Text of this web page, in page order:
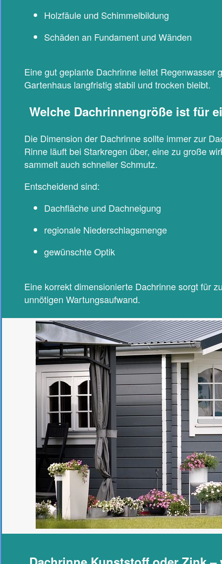
Holzfäule und Schimmelbildung
Schäden an Fundament und Wänden
Eine gut geplante Dachrinne leitet Regenwasser
Gartenhaus langfristig stabil und trocken bleibt.
Welche Dachrinnengröße ist für
Die Dimension der Dachrinne sollte immer zur
Rinne läuft bei Starkregen über, eine zu große
sammelt auch schneller Schmutz.
Entscheidend sind:
Dachfläche und Dachneigung
regionale Niederschlagsmenge
gewünschte Optik
Eine korrekt dimensionierte Dachrinne sorgt für
unnötigen Wartungsaufwand.